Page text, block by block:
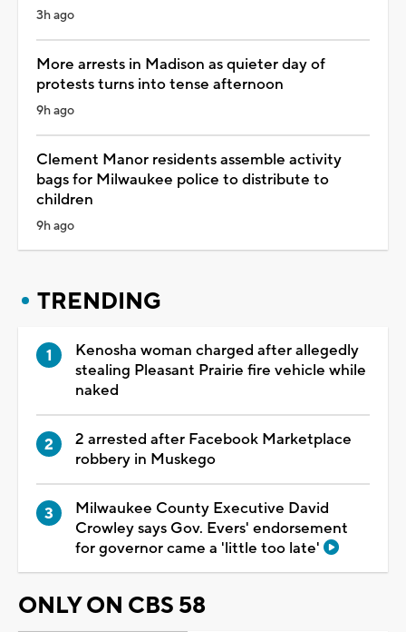
3h ago
More arrests in Madison as quieter day of
protests turns into tense afternoon
9h ago
Clement Manor residents assemble activity
bags for Milwaukee police to distribute to
children
9h ago
TRENDING
Kenosha woman charged after allegedly
stealing Pleasant Prairie fire vehicle while
naked
2 arrested after Facebook Marketplace
robbery in Muskego
Milwaukee County Executive David
Crowley says Gov. Evers' endorsement
for governor came a 'little too late'
ONLY ON CBS 58